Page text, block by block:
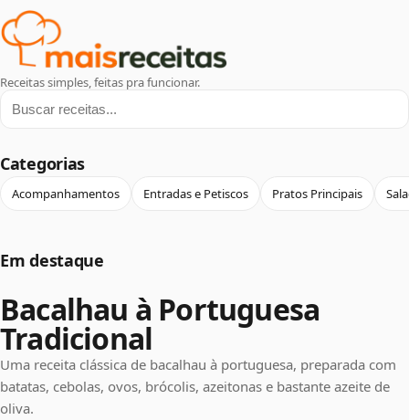
Receitas simples, feitas pra funcionar.
Buscar receitas
Categorias
Acompanhamentos Entradas e Petiscos Pratos Principais
Em destaque
Bacalhau à Portuguesa
Tradicional
Uma receita clássica de bacalhau à portuguesa, preparada com
batatas, cebolas, ovos, brócolis, azeitonas e bastante azeite de
oliva.